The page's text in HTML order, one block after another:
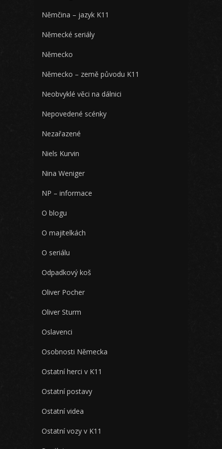
Němčina – jazyk K11
Německé seriály
Německo
Německo – země původu K11
Neobvyklé věci na dálnici
Nepovedené scénky
Nezařazené
Niels Kurvin
Nina Weniger
NP – informace
O blogu
O majitelkách
O seriálu
Odpadkový koš
Oliver Pocher
Oliver Sturm
Oslavenci
Osobnosti Německa
Ostatní herci v K11
Ostatní postavy
Ostatní videa
Ostatní vozy v K11